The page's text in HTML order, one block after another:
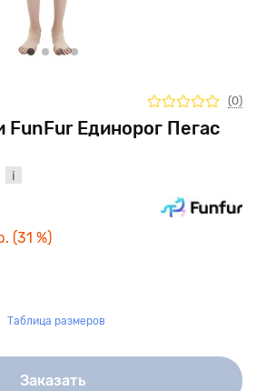
FunFur Единорог Пегас
(0)
(31 %)
Таблица размеров
Заказать